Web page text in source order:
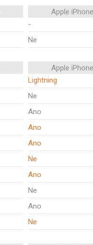
Apple
-
Ne
Apple
Lightning
Ne
Ano
Ano
Ano
Ne
Ano
Ne
Ano
Ne